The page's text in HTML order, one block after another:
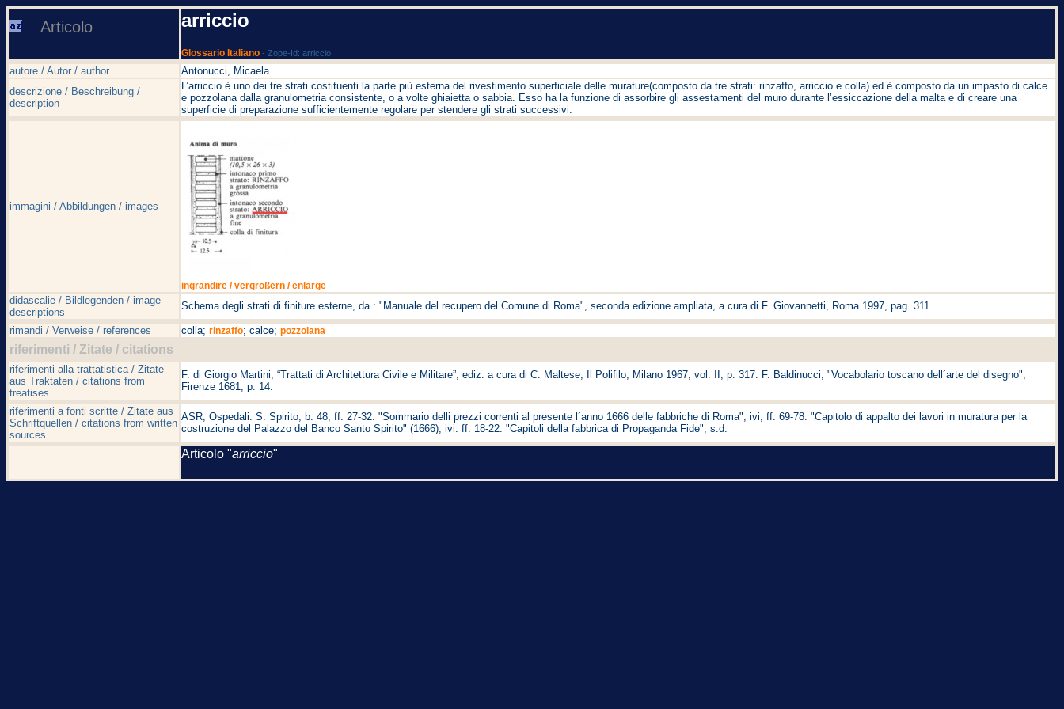
Articolo arriccio
Glossario Italiano - Zope-Id: arriccio
autore / Autor / author
Antonucci, Micaela
descrizione / Beschreibung /
description
L’arriccio è uno dei tre strati costituenti la parte più esterna del rivestimento superficiale delle murature(composto da tre strati: rinzaffo, arriccio e colla) ed è composto da un impasto di calce
e pozzolana dalla granulometria consistente, o a volte ghiaietta o sabbia. Esso ha la funzione di assorbire gli assestamenti del muro durante l’essiccazione della malta e di creare una
superficie di preparazione sufficientemente regolare per stendere gli strati successivi.
immagini / Abbildungen / images
ingrandire / vergrößern / enlarge
didascalie / Bildlegenden / image
descriptions
Schema degli strati di finiture esterne, da : "Manuale del recupero del Comune di Roma", seconda edizione ampliata, a cura di F. Giovannetti, Roma 1997, pag. 311.
rimandi / Verweise / references colla;rinzaffo; calce;pozzolana
riferimenti / Zitate / citations
riferimenti alla trattatistica / Zitate
aus Traktaten / citations from
treatises
F. di Giorgio Martini, “Trattati di Architettura Civile e Militare”, ediz. a cura di C. Maltese, Il Polifilo, Milano 1967, vol. II, p. 317. F. Baldinucci, "Vocabolario toscano dell´arte del disegno",
Firenze 1681, p. 14.
riferimenti a fonti scritte / Zitate aus
Schriftquellen / citations from written
sources
ASR, Ospedali. S. Spirito, b. 48, ff. 27-32: "Sommario delli prezzi correnti al presente l´anno 1666 delle fabbriche di Roma"; ivi, ff. 69-78: "Capitolo di appalto dei lavori in muratura per la
costruzione del Palazzo del Banco Santo Spirito" (1666); ivi. ff. 18-22: "Capitoli della fabbrica di Propaganda Fide", s.d.
Articolo "arriccio"